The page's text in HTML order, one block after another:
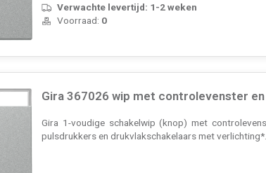
Verwachte levertijd: 1-2 weken
Voorraad: 0
Gira 367026 wip met controlevenster
Gira 1-voudige schakelwip (knop) met
pulsdrukkers en drukvlakschakelaars met verlichting*.